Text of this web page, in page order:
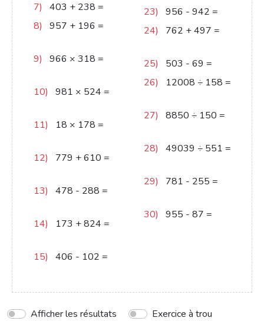
7)
403 + 238 =
8)
957 + 196 =
9)
966 × 318 =
10)
981 × 524 =
11)
18 × 178 =
12)
779 +610 =
13)
478 - 288 =
14)
173 +824 =
15)
406 - 102 =
23)
956 - 942 =
24)
762 +497 =
25)
503 - 69 =
26)
12008 ÷ 158 =
27)
8850 ÷ 150 =
28)
49039 ÷ 551 =
29)
781 - 255 =
30)
955 - 87 =
Afficher les résultats Exercice à trou